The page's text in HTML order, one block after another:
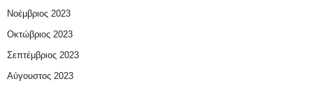
Νοέμβριος 2023
Οκτώβριος 2023
Σεπτέμβριος 2023
Αύγουστος 2023